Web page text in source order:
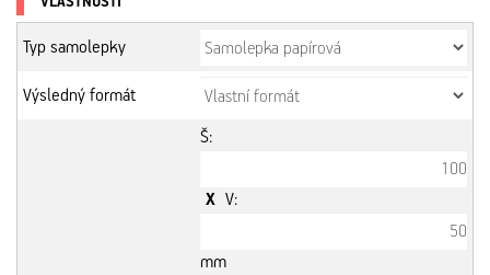
Typ samolepky
Výsledný formát
Š:
X V:
mm